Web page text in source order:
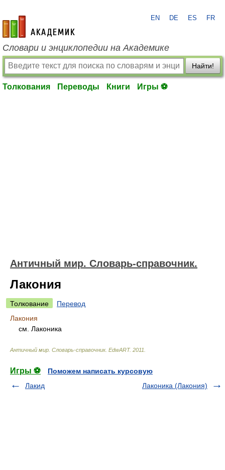
academic.ru
EN DE ES FR
Словари и энциклопедии на Академике
Найти!
Толкования Переводы Книги Игры ⚽
Античный мир. Словарь-справочник.
Лакония
Толкование
Перевод
Лакония
см. Лаконика
Античный мир. Словарь-справочник. EdwART. 2011
Игры ⚽
Поможем написать курсовую
Лакид
Лаконика (Лакония)